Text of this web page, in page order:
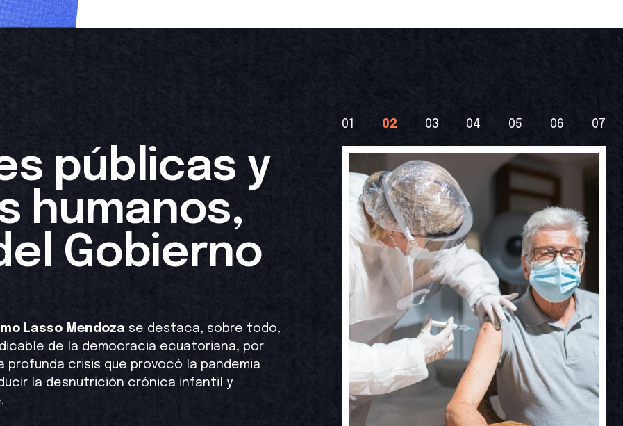
públicas y
humanos,
Gobierno
Lasso Mendoza se destaca, sobre todo,
de la democracia ecuatoriana, por
profunda crisis que provocó la pandemia
la desnutrición crónica infantil y
01 02 03 04 05 06 07